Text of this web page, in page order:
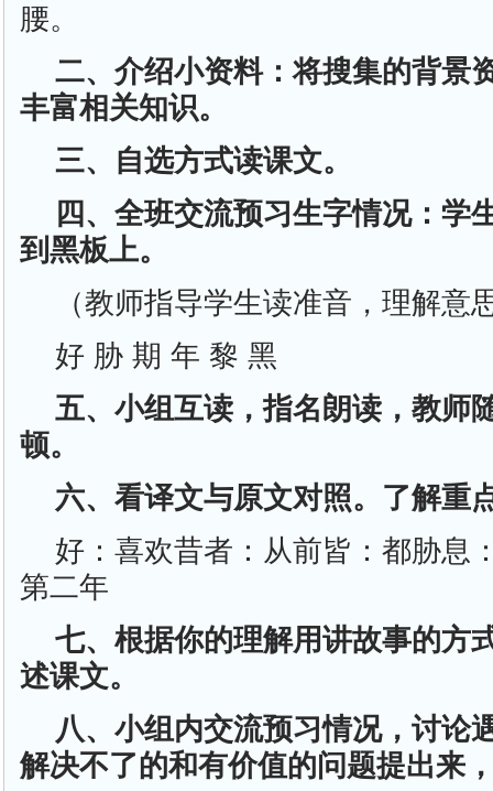
腰。
二、介绍小资料：将搜集的背景
丰富相关知识。
三、自选方式读课文。
四、全班交流预习生字情况：学
到黑板上。
（教师指导学生读准音，理解意
好 胁 期 年 黎 黑
五、小组互读，指名朗读，教师
顿。
六、看译文与原文对照。了解重
好：喜欢昔者：从前皆：都胁息
第二年
七、根据你的理解用讲故事的方
述课文。
八、小组内交流预习情况，讨论
解决不了的和有价值的问题提出来